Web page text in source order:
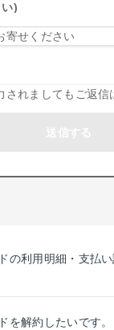
)
寄せください
されましてもご返信
の利用明細・支払
を解約したいです。